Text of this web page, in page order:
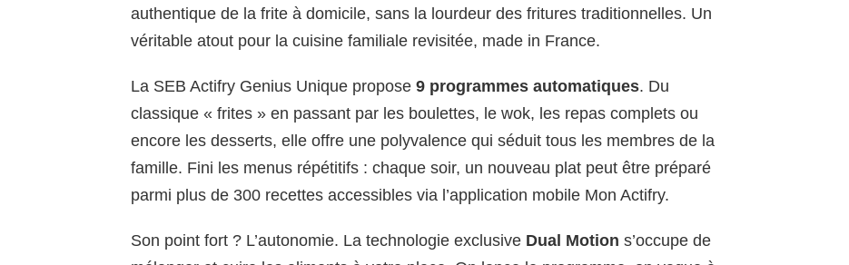
authentique de la frite à domicile, sans la lourdeur des fritures traditionnelles. Un
véritable atout pour la cuisine familiale revisitée, made in France.
La SEB Actifry Genius Unique propose 9 programmes automatiques. Du
classique « frites » en passant par les boulettes, le wok, les repas complets ou
encore les desserts, elle offre une polyvalence qui séduit tous les membres de la
famille. Fini les menus répétitifs : chaque soir, un nouveau plat peut être préparé
parmi plus de 300 recettes accessibles via l’application mobile Mon Actifry.
Son point fort ? L’autonomie. La technologie exclusive Dual Motion s’occupe de